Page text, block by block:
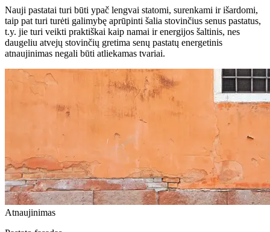
Nauji pastatai turi būti ypač lengvai statomi, surenkami ir išardomi,
taip pat turi turėti galimybę aprūpinti šalia stovinčius senus pastatus,
t.y. jie turi veikti praktiškai kaip namai ir energijos šaltinis, nes
daugeliu atvejų stovinčių gretima senų pastatų energetinis
atnaujinimas negali būti atliekamas tvariai.
Atnaujinimas